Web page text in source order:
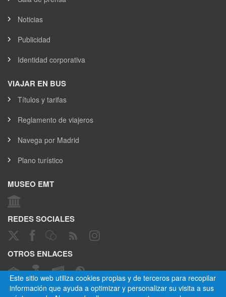
Este sitio web utiliza cookies propias y de terceros para recopilar
información que ayuda a optimizar y personalizar su visita a sus
Noticias
Publicidad
Identidad corporativa
VIAJAR EN BUS
Títulos y tarifas
Reglamento de viajeros
Navega por Madrid
Plano turístico
MUSEO EMT
REDES SOCIALES
OTROS ENLACES